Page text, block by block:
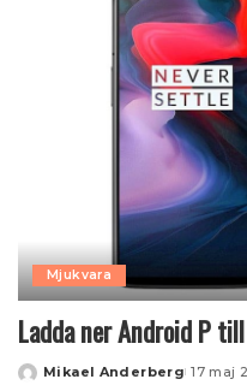
Mjukvara
Ladda ner Android P
Posted
Mikael Anderberg 17 maj